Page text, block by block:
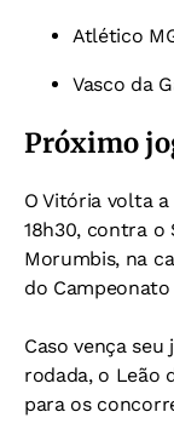
Atlético
Vasco da
Próximo
O Vitória volta
18h30, contra o
Morumbis, na
do
Caso vença
rodada, o Leão
para os